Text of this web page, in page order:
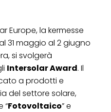
Europe, la kermesse
31 maggio al 2 giugno
si svolgerà
Intersolar Award. Il
a prodotti e
del settore solare,
“Fotovoltaico” e